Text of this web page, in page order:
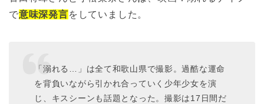
で意味深発言をしていました。
「溺れる…」は全て和歌山県で撮影。過酷な運命
を背負いながら引かれ合っていく少年少女を演
じ、キスシーンも話題となった。撮影は17日間だ